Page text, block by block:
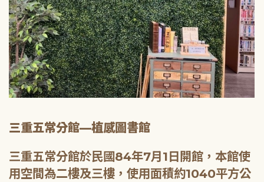
三重五常分館—植感圖書館
三重五常分館於民國84年7月1日開館，本館使
用空間為二樓及三樓，使用面積約1040平方公